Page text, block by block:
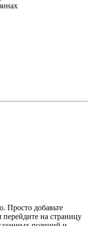
Просто добавьте
на страницу